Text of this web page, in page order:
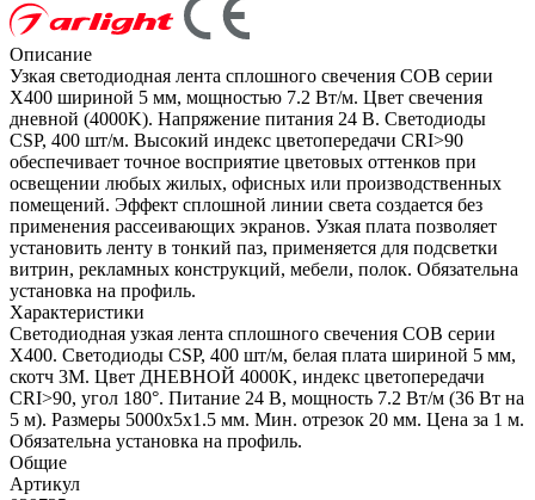
Описание
Узкая светодиодная лента сплошного свечения COB серии
X400 шириной 5 мм, мощностью 7.2 Вт/м. Цвет свечения
дневной (4000K). Напряжение питания 24 В. Светодиоды
CSP, 400 шт/м. Высокий индекс цветопередачи CRI>90
обеспечивает точное восприятие цветовых оттенков при
освещении любых жилых, офисных или производственных
помещений. Эффект сплошной линии света создается без
применения рассеивающих экранов. Узкая плата позволяет
установить ленту в тонкий паз, применяется для подсветки
витрин, рекламных конструкций, мебели, полок. Обязательна
установка на профиль.
Характеристики
Светодиодная узкая лента сплошного свечения COB серии
X400. Светодиоды CSP, 400 шт/м, белая плата шириной 5 мм,
скотч 3M. Цвет ДНЕВНОЙ 4000K, индекс цветопередачи
CRI>90, угол 180°. Питание 24 В, мощность 7.2 Вт/м (36 Вт на
5 м). Размеры 5000х5х1.5 мм. Мин. отрезок 20 мм. Цена за 1 м.
Обязательна установка на профиль.
Общие
Артикул